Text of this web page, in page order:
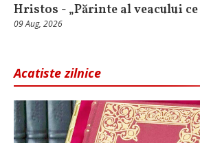
Hristos - „Părinte al veacului ce
09 Aug, 2026
Acatiste zilnice